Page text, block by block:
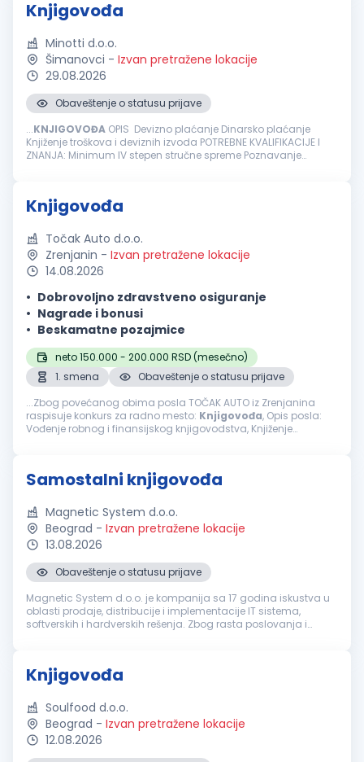
Knjigovođa
Minotti d.o.o.
Šimanovci - Izvan pretražene lokacije
29.08.2026
Obaveštenje o statusu prijave
...KNJIGOVOĐA OPIS Devizno plaćanje Dinarsko plaćanje
Knjiženje troškova i deviznih izvoda POTREBNE KVALIFIKACIJE I
ZNANJA: Minimum IV stepen stručne spreme Poznavanje
Knjigovođa
Točak Auto d.o.o.
Zrenjanin - Izvan pretražene lokacije
14.08.2026
Dobrovoljno zdravstveno osiguranje
Nagrade i bonusi
Beskamatne pozajmice
neto 150.000 - 200.000 RSD (mesečno)
1. smena
Obaveštenje o statusu prijave
...Zbog povećanog obima posla TOČAK AUTO iz Zrenjanina
raspisuje konkurs za radno mesto: Knjigovođa, Opis posla:
Vođenje robnog i finansijskog knjigovodstva, Knjiženje
Samostalni knjigovođa
Magnetic System d.o.o.
Beograd - Izvan pretražene lokacije
13.08.2026
Obaveštenje o statusu prijave
Magnetic System d.o.o. je kompanija sa 17 godina iskustva u
oblasti prodaje, distribucije i implementacije IT sistema,
softverskih i hardverskih rešenja. Zbog rasta poslovanja i
Knjigovođa
Soulfood d.o.o.
Beograd - Izvan pretražene lokacije
12.08.2026